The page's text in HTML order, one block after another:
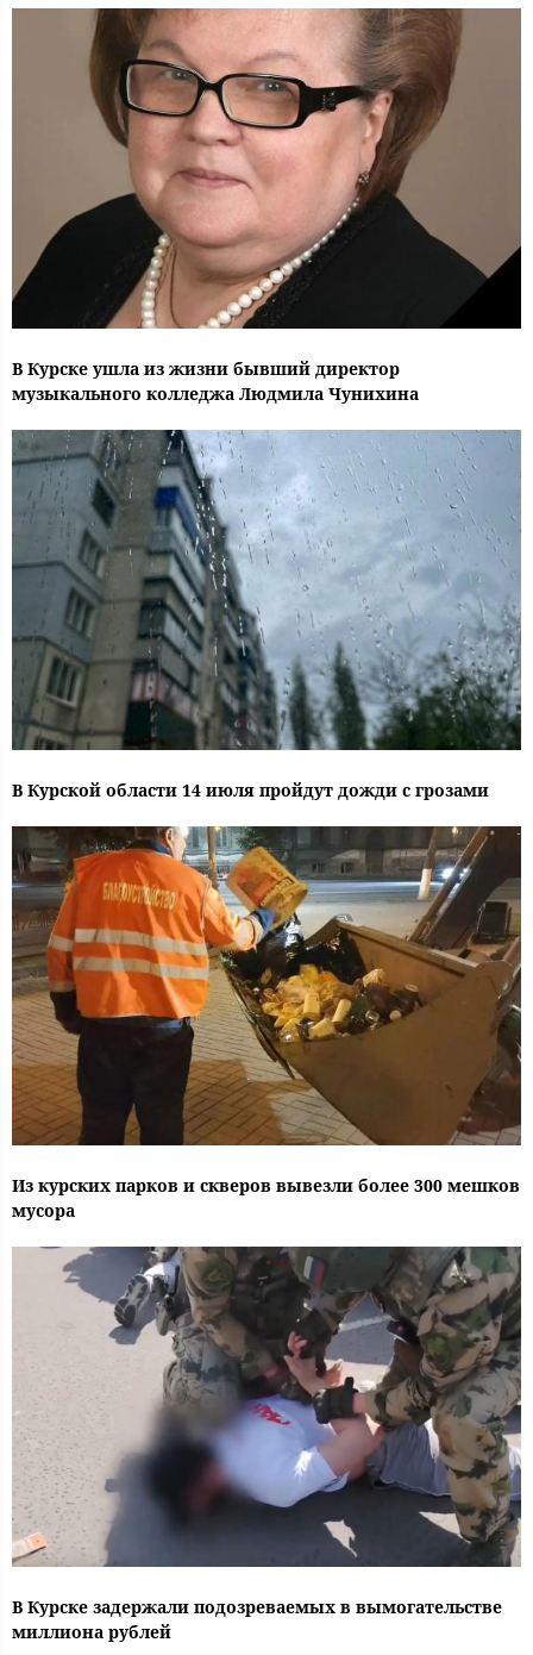
В Курске ушла из жизни бывший директор
музыкального колледжа Людмила Чунихина
В Курской области 14 июля пройдут дожди с грозами
Из курских парков и скверов вывезли более 300 мешков
мусора
В Курске задержали подозреваемых в вымогательстве
миллиона рублей